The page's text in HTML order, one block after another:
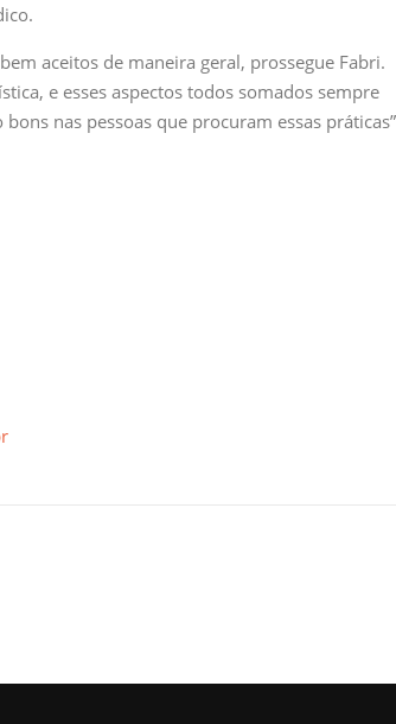
aceitos de maneira geral, prossegue Fabri.
e esses aspectos todos somados sempre
nas pessoas que procuram essas